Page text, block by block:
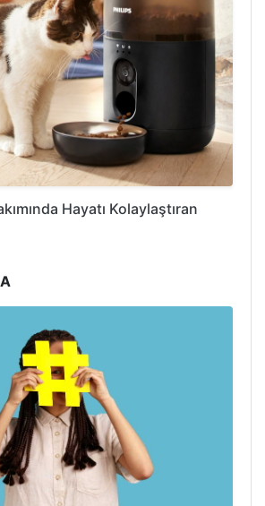
Hayatı Kolaylaştıran